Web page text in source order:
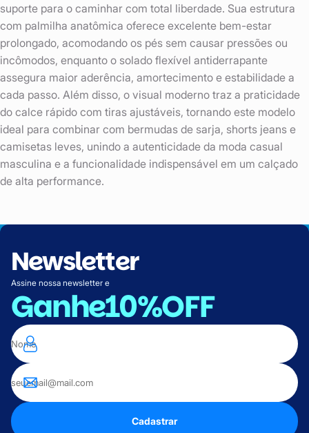
suporte para o caminhar com total liberdade. Sua estrutura
com palmilha anatômica oferece excelente bem-estar
prolongado, acomodando os pés sem causar pressões ou
incômodos, enquanto o solado flexível antiderrapante
assegura maior aderência, amortecimento e estabilidade a
cada passo. Além disso, o visual moderno traz a praticidade
do calce rápido com tiras ajustáveis, tornando este modelo
ideal para combinar com bermudas de sarja, shorts jeans e
camisetas leves, unindo a autenticidade da moda casual
masculina e a funcionalidade indispensável em um calçado
de alta performance.
Newsletter
Assine nossa newsletter e
Ganhe10%OFF
Cadastrar